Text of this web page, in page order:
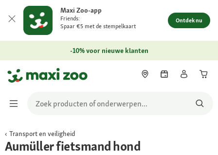
Maxi Zoo-app
Friends:
Spaar €5 met de stempelkaart
Ontdek nu
-10% voor nieuwe klanten
Transport en veiligheid
Aumüller fietsmand hond